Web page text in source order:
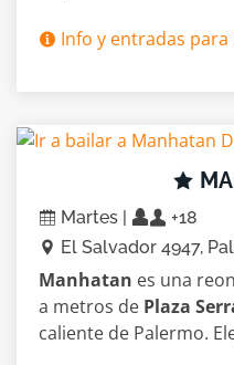
Info y entradas para
Martes |
+18
El Salvador 4947,
Manhatan es una
a metros de Plaza
caliente de Palermo.